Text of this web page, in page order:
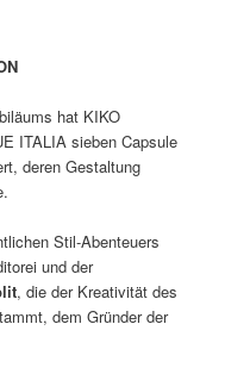
hat KIKO
ITALIA sieben Capsule
deren Gestaltung
Stil-Abenteuers
und der
, die der Kreativität des
dem Gründer der